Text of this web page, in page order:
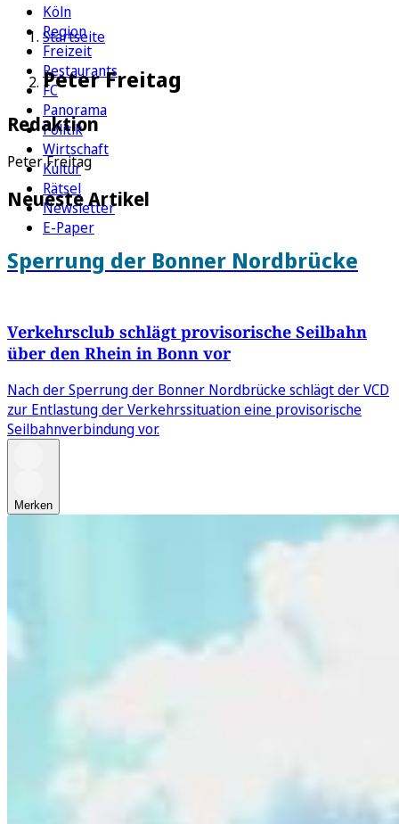
Köln
Region
Freizeit
Restaurants
FC
Panorama
Politik
Wirtschaft
Kultur
Rätsel
Newsletter
E-Paper
Startseite
Peter Freitag
Redaktion
Peter Freitag
Neueste Artikel
Sperrung der Bonner Nordbrücke
Verkehrsclub schlägt provisorische Seilbahn
über den Rhein in Bonn vor
Nach der Sperrung der Bonner Nordbrücke schlägt der VCD
zur Entlastung der Verkehrssituation eine provisorische
Seilbahnverbindung vor.
Merken